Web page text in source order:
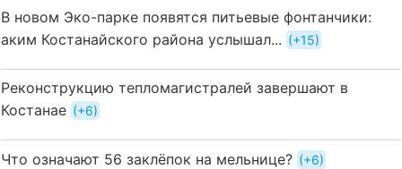
В новом Эко-парке появятся питьевые фонтанчики:
аким Костанайского района услышал...
+15
Реконструкцию тепломагистралей завершают в
Костанае
+6
Что означают 56 заклёпок на мельнице? +6